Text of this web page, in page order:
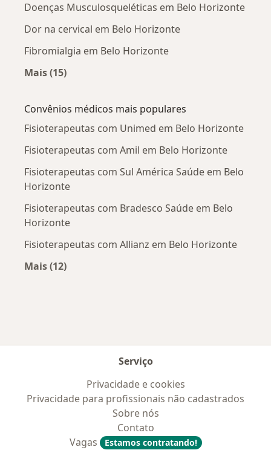
Doenças Musculosqueléticas em Belo Horizonte
Dor na cervical em Belo Horizonte
Fibromialgia em Belo Horizonte
Mais (15)
Convênios médicos mais populares
Fisioterapeutas com Unimed em Belo Horizonte
Fisioterapeutas com Amil em Belo Horizonte
Fisioterapeutas com Sul América Saúde em Belo
Horizonte
Fisioterapeutas com Bradesco Saúde em Belo
Horizonte
Fisioterapeutas com Allianz em Belo Horizonte
Mais (12)
Serviço
Privacidade e cookies
Privacidade para profissionais não cadastrados
Sobre nós
Contato
Vagas
Estamos contratando!